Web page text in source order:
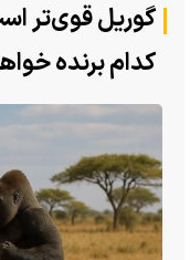
گوریل قوی‌تر
کدام برنده